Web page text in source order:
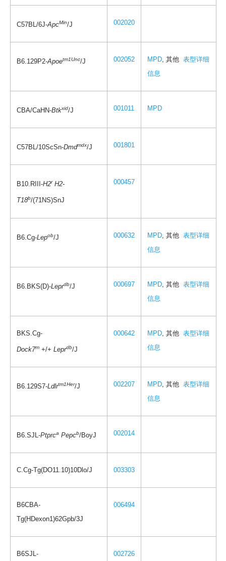
C57BL/6J-ApcMin/J 002020
B6.129P2-Apoetm1Unc/J 002052 MPD , 其他 表型详细
信息
CBA/CaHN-Btkxid/J 001011 MPD
C57BL/10ScSn-Dmdmdx/J 001801
B10.RIII-H2rH2-
T18b/(71NS)SnJ
000457
B6.Cg-Lepob/J 000632 MPD , 其他 表型详细
信息
B6.BKS(D)-Leprdb/J 000697 MPD , 其他 表型详细
信息
BKS.Cg-
Dock7m +/+ Leprdb/J
000642 MPD , 其他 表型详细
信息
B6.129S7-Ldlrtm1Her/J 002207 MPD , 其他 表型详细
信息
B6.SJL-Ptprca Pepcb/BoyJ 002014
C.Cg-Tg(DO11.10)10Dlo/J 003303
B6CBA-
Tg(HDexon1)62Gpb/3J
006494
B6SJL-
002726